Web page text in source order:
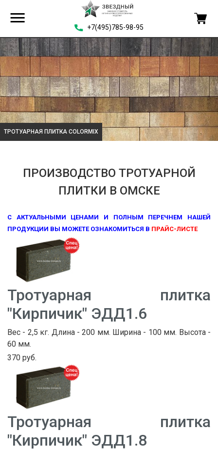
+7(495)785-98-95
ТРОТУАРНАЯ ПЛИТКА COLORMIX
ПРОИЗВОДСТВО ТРОТУАРНОЙ
ПЛИТКИ В ОМСКЕ
С АКТУАЛЬНЫМИ ЦЕНАМИ И ПОЛНЫМ ПЕРЕЧНЕМ НАШЕЙ
ПРОДУКЦИИ ВЫ МОЖЕТЕ ОЗНАКОМИТЬСЯ В ПРАЙС-ЛИСТЕ
Тротуарная плитка
"Кирпичик" ЭДД1.6
Вес - 2,5 кг. Длина - 200 мм. Ширина - 100 мм. Высота -
60 мм.
370 руб.
Тротуарная плитка
"Кирпичик" ЭДД1.8